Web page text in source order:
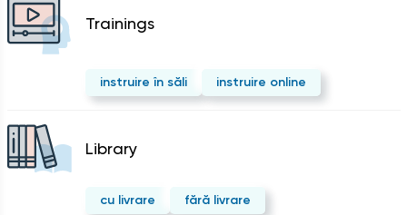
Trainings
instruire în săli instruire online
Library
cu livrare fără livrare